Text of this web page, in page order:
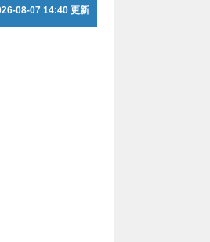
08-07 14:40 更新